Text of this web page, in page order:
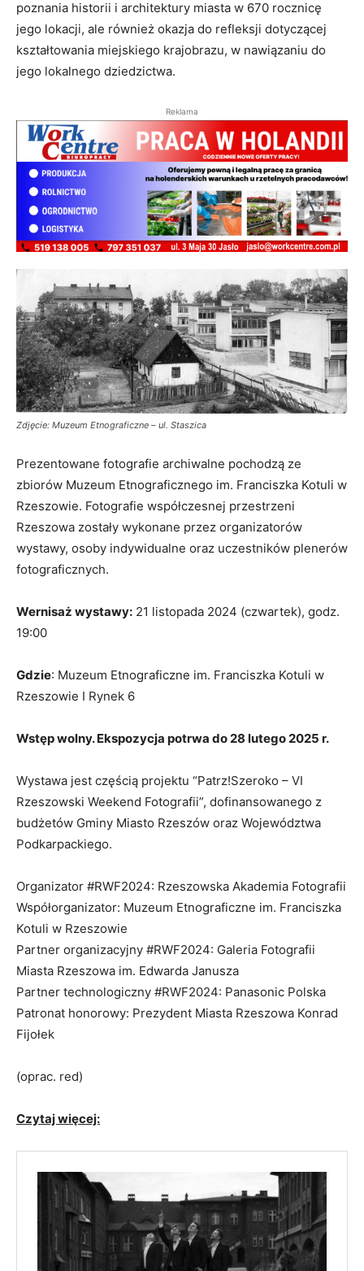
poznania historii i architektury miasta w 670 rocznicę
jego lokacji, ale również okazja do refleksji dotyczącej
kształtowania miejskiego krajobrazu, w nawiązaniu do
jego lokalnego dziedzictwa.
Reklama
Zdjęcie: Muzeum Etnograficzne – ul. Staszica
Prezentowane fotografie archiwalne pochodzą ze
zbiorów Muzeum Etnograficznego im. Franciszka Kotuli w
Rzeszowie. Fotografie współczesnej przestrzeni
Rzeszowa zostały wykonane przez organizatorów
wystawy, osoby indywidualne oraz uczestników plenerów
fotograficznych.
Wernisaż wystawy: 21 listopada 2024 (czwartek), godz.
19:00
Gdzie: Muzeum Etnograficzne im. Franciszka Kotuli w
Rzeszowie I Rynek 6
Wstęp wolny. Ekspozycja potrwa do 28 lutego 2025 r.
Wystawa jest częścią projektu “Patrz!Szeroko – VI
Rzeszowski Weekend Fotografii”, dofinansowanego z
budżetów Gminy Miasto Rzeszów oraz Województwa
Podkarpackiego.
Organizator #RWF2024: Rzeszowska Akademia Fotografii
Współorganizator: Muzeum Etnograficzne im. Franciszka
Kotuli w Rzeszowie
Partner organizacyjny #RWF2024: Galeria Fotografii
Miasta Rzeszowa im. Edwarda Janusza
Partner technologiczny #RWF2024: Panasonic Polska
Patronat honorowy: Prezydent Miasta Rzeszowa Konrad
Fijołek
(oprac. red)
Czytaj więcej: